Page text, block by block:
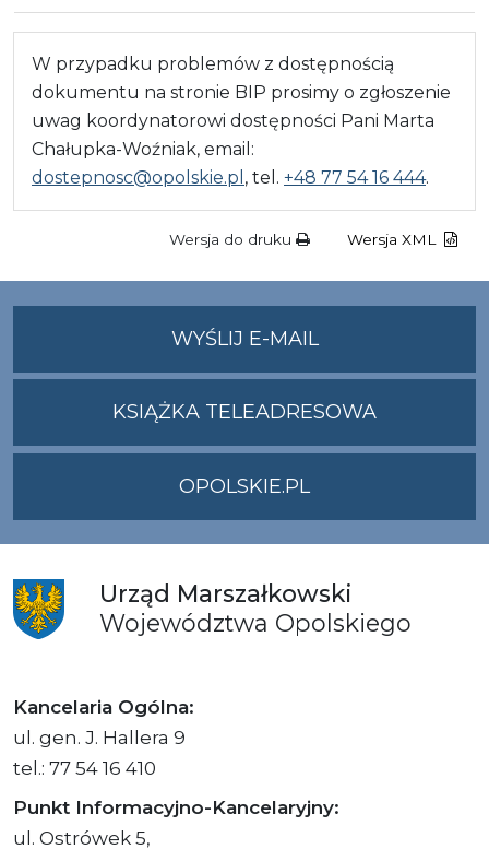
W przypadku problemów z dostępnością
dokumentu na stronie BIP prosimy o zgłoszenie
uwag koordynatorowi dostępności Pani Marta
Chałupka-Woźniak, email:
dostepnosc@opolskie.pl , tel. +48 77 54 16 444.
Wersja do druku Wersja XML
WYŚLIJ E-MAILNA
ADRES
KSIĄŻKA TELEADRESOWA
OPOLSKIE.PL
Urząd Marszałkowski
Województwa Opolskiego
Kancelaria Ogólna:
ul. gen. J. Hallera 9
tel.: 77 54 16 410
Punkt Informacyjno-Kancelaryjny:
ul. Ostrówek 5,